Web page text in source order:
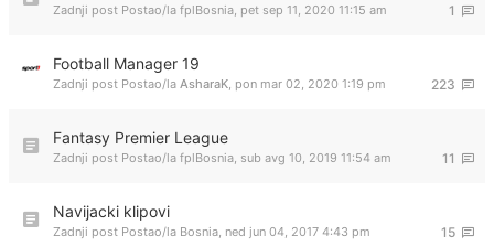
1
Zadnji post Postao/la fplBosnia, pet sep 11, 2020 11:15 am
Football Manager 19
223
Zadnji post Postao/la AsharaK, pon mar 02, 2020 1:19 pm
Fantasy Premier League
11
Zadnji post Postao/la fplBosnia, sub avg 10, 2019 11:54 am
Navijacki klipovi
15
Zadnji post Postao/la Bosnia, ned jun 04, 2017 4:43 pm